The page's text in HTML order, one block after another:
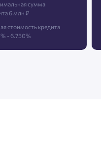
сумма
6 млн ₽
стоимость кредита
- 6.750%